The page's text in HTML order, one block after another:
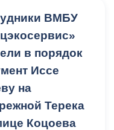
метра и весом
тонн.
чрезвычайной
Комиссия по
и
ЧС ввела
ВМБУ
в порядок
Иссе
на
Терека
Коцоева